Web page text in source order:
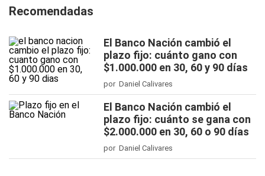
Recomendadas
El Banco Nación cambió el
plazo fijo: cuánto gano con
$1.000.000 en 30, 60 y 90 días
por Daniel Calivares
El Banco Nación cambió el
plazo fijo: cuánto se gana con
$2.000.000 en 30, 60 o 90 días
por Daniel Calivares